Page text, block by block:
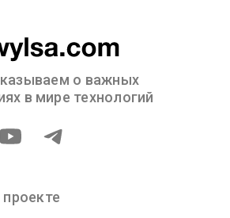
о важных
в мире технологий